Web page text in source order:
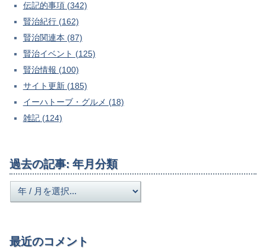
伝記的事項 (342)
賢治紀行 (162)
賢治関連本 (87)
賢治イベント (125)
賢治情報 (100)
サイト更新 (185)
イーハトーブ・グルメ (18)
雑記 (124)
過去の記事: 年月分類
最近のコメント